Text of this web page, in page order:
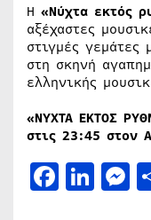
Η «Νύχτα εκτός
αξέχαστες
στιγμές
στη σκηνή
ελληνικής
«ΝΥΧΤΑ ΕΚΤΟΣ
στις 23:45 στον